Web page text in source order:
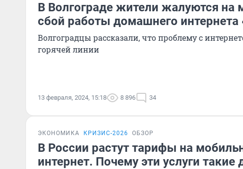
В Волгограде жители жалуются на
сбой работы домашнего интернета
Волгоградцы рассказали, что проблему с
горячей линии
13 февраля, 2024, 15:18 8 896 34
ЭКОНОМИКА КРИЗИС-2026 ОБЗОР
В России растут тарифы на
интернет. Почему эти услуги такие